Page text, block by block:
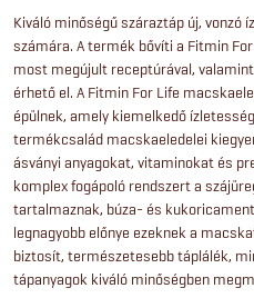
Kiváló minőségű száraztáp új,
számára. A termék bővíti a Fitmin
most megújult receptúrával,
érhető el. A Fitmin For Life
épülnek, amely kiemelkedő
termékcsalád macskaeledelei
ásványi anyagokat, vitaminokat és
komplex fogápoló rendszert a
tartalmaznak, búza- és
legnagyobb előnye ezeknek a
biztosít, természetesebb táplálék,
tápanyagok kiváló minőségben